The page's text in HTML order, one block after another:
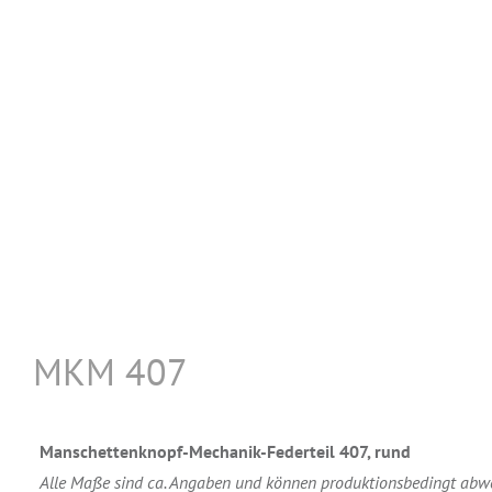
MKM 407
Manschettenknopf-Mechanik-Federteil 407, rund
Alle Maße sind ca. Angaben und können produktionsbedingt